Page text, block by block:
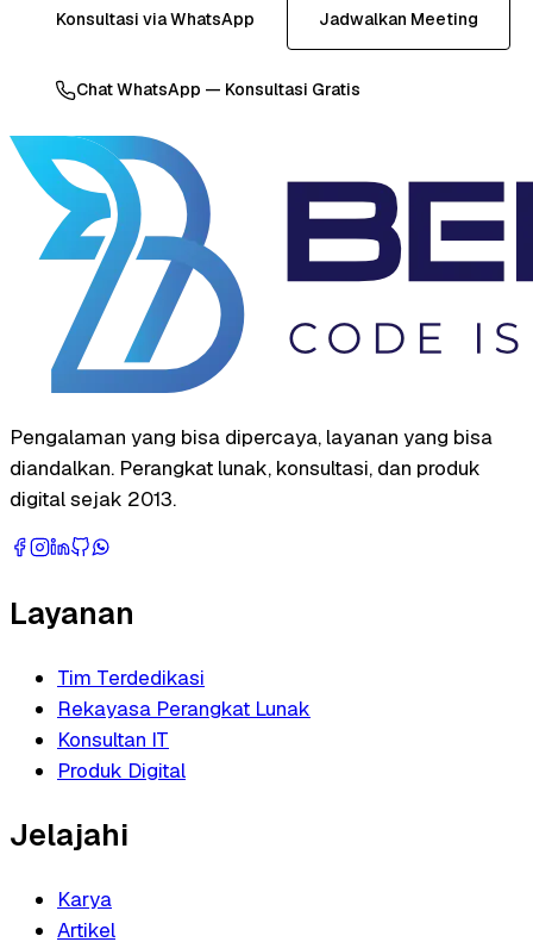
Konsultasi via WhatsApp Jadwalkan Meeting
Chat WhatsApp — Konsultasi Gratis
Pengalaman yang bisa dipercaya, layanan yang bisa
diandalkan. Perangkat lunak, konsultasi, dan produk
digital sejak 2013.
Layanan
Tim Terdedikasi
Rekayasa Perangkat Lunak
Konsultan IT
Produk Digital
Jelajahi
Karya
Artikel